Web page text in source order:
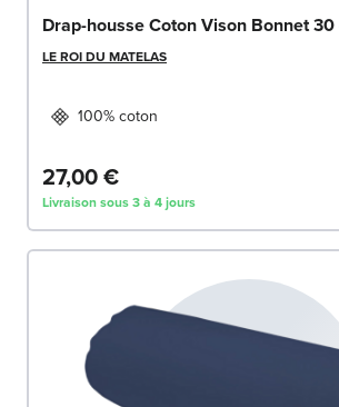
Drap-housse Coton Vison Bonnet
LE ROI DU MATELAS
100% coton
27,00 €
Livraison sous 3 à 4 jours